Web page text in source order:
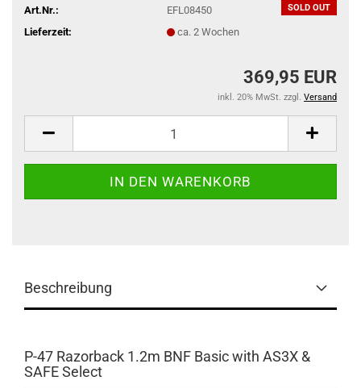
SOLD OUT
Art.Nr.:
EFL08450
Lieferzeit:
ca. 2 Wochen
369,95 EUR
inkl. 20% MwSt. zzgl. Versand
Beschreibung
P-47 Razorback 1.2m BNF Basic with AS3X &
SAFE Select